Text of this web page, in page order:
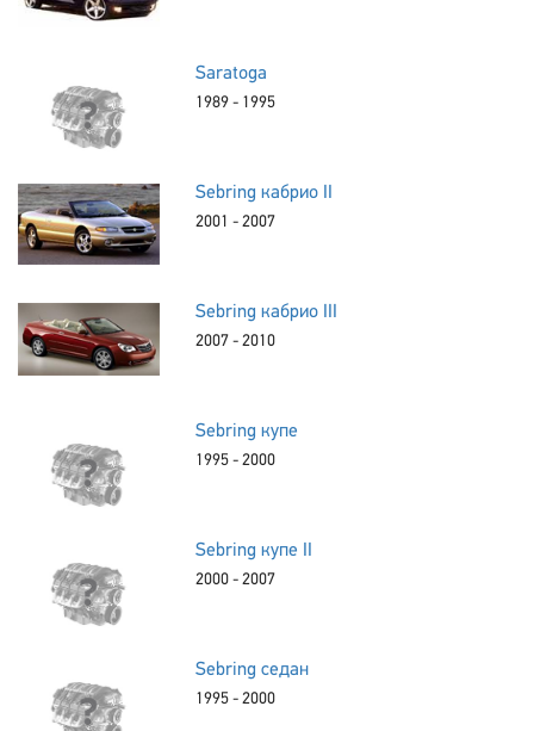
Saratoga
1989 - 1995
Sebring кабрио II
2001 - 2007
Sebring кабрио III
2007 - 2010
Sebring купе
1995 - 2000
Sebring купе II
2000 - 2007
Sebring седан
1995 - 2000